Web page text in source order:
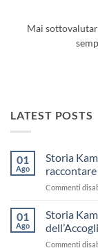
Mai
LATEST POSTS
01
Ago
Storia
raccontare
Commenti
01
Ago
Storia
Commenti